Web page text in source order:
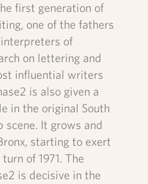
first generation of
one of the fathers
of
on lettering and
influential writers
is also given a
in the original South
scene. It grows and
starting to exert
of 1971. The
is decisive in the